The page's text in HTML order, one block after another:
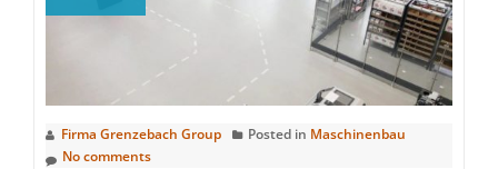
Digital
bei
Grenzebach
Firma Grenzebach Group Posted in Maschinenbau
No comments